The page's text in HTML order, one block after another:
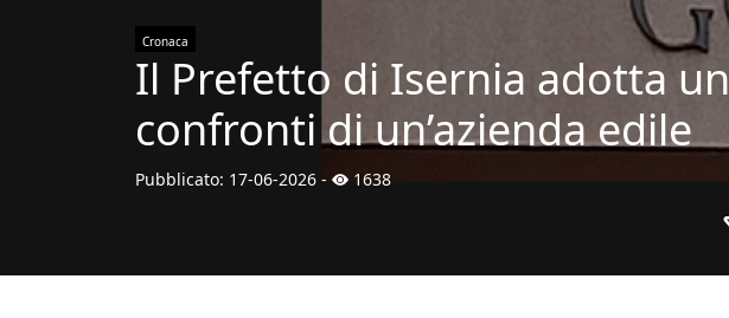
Cronaca
Il Prefetto di Isernia adotta
confronti di un’azienda edile
Pubblicato: 17-06-2026 - 1638